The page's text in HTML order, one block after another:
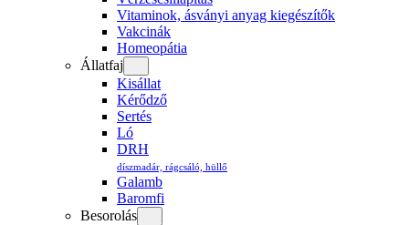
Vitaminok, ásványi anyag kiegészítők
Vakcinák
Homeopátia
Állatfaj
Kisállat
Kérődző
Sertés
Ló
DRH
díszmadár, rágcsáló, hüllő
Galamb
Baromfi
Besorolás